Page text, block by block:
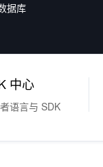
据库
中心
语言与 SDK